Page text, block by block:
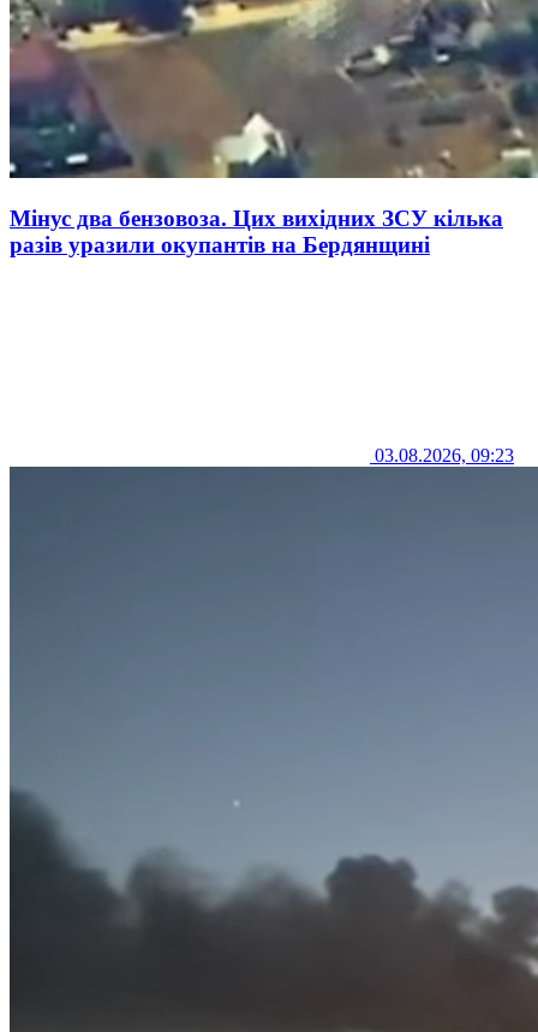
Мінус два бензовоза. Цих вихідних ЗСУ кілька
разів уразили окупантів на Бердянщині
03.08.2026, 09:23